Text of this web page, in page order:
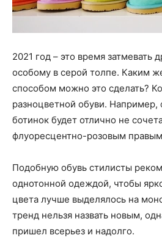
2021 год – это время затмевать
особому в серой толпе. Каким
способом можно это сделать?
разноцветной обуви.
ботинок будет отлично не
флуоресцентно-розовым
Подобную обувь стилисты
однотонной одеждой, чтобы
цвета лучше выделялось на
тренд нельзя назвать новым,
пришел всерьез и надолго.